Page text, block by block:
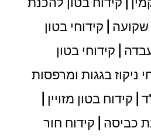
| קידוחי בטון
| קידוחי בטון
ניקוז בגגות ומרפסות
קידוח בטון מזויין |
כביסה | קידוח חור